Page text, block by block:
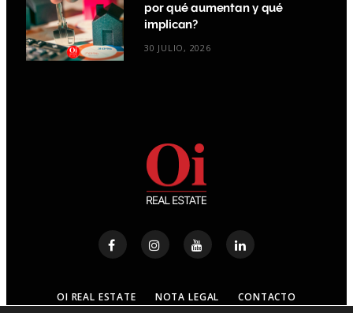
por qué aumentan y qué
implican?
30 JULIO, 2026
OI REAL ESTATE NOTA LEGAL CONTACTO